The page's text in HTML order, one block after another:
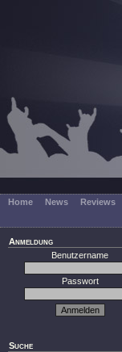
Home News Reviews
Anmeldung
Benutzername
Passwort
Suche